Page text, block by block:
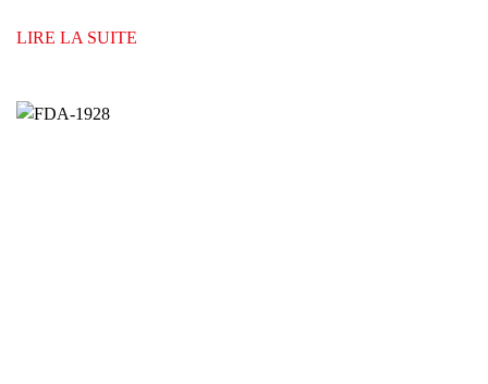
LIRE LA SUITE